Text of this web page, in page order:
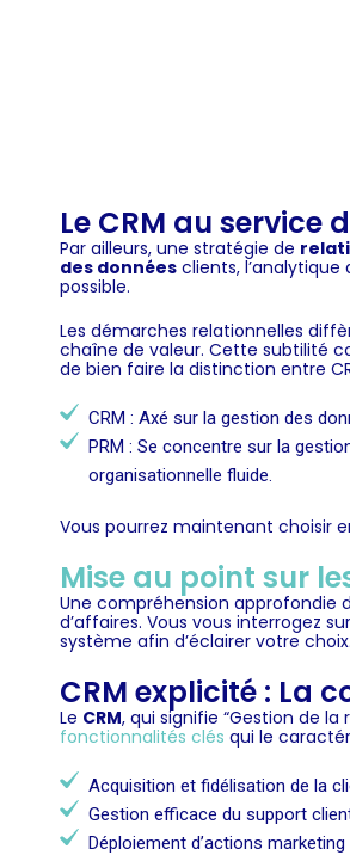
Le CRM au service
Par ailleurs, une stratégie de
des données clients,
possible.
Les démarches relationnelles
chaîne de valeur. Cette subtilité
de bien faire la distinction entre
CRM : Axé sur la gestion des
PRM : Se concentre sur la
organisationnelle fluide.
Vous pourrez maintenant choisir
Mise au point sur
Une compréhension approfondie
d’affaires. Vous vous interrogez
système afin d’éclairer votre choix.
CRM explicité : La
Le CRM, qui signifie “Gestion de
fonctionnalités clés qui le
Acquisition et fidélisation de la
Gestion efficace du support
Déploiement d’actions